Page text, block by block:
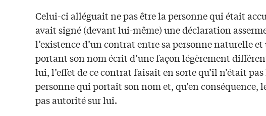
Celui-ci alléguait ne pas être la personne qui était
avait signé (devant lui-même) une déclaration
l’existence d’un contrat entre sa personne naturelle
portant son nom écrit d’une façon légèrement
lui, l’effet de ce contrat faisait en sorte qu’il n’était
personne qui portait son nom et, qu’en conséquence,
pas autorité sur lui.